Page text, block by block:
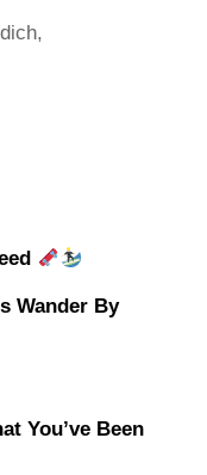
Wander By
You’ve Been